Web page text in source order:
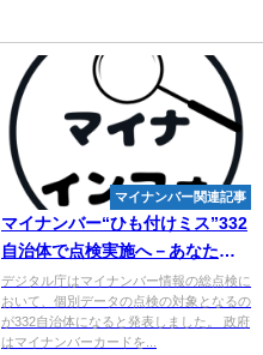
マイナンバー関連記事
マイナンバー“ひも付けミス”332
自治体で点検実施へ－あなたの
地域は対象？ - YBS山梨放送
デジタル庁はマイナンバー情報の総点検に
おいて、個別データの点検の対象となるの
が332自治体になると発表しました。 政府
はマイナンバーカードを...